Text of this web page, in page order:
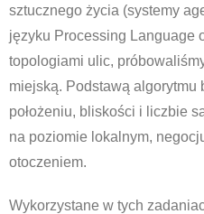
sztucznego życia (systemy
języku Processing Language
topologiami ulic,
miejską. Podstawą algorytmu
położeniu, bliskości i liczbie
na poziomie lokalnym,
otoczeniem.
Wykorzystane w tych